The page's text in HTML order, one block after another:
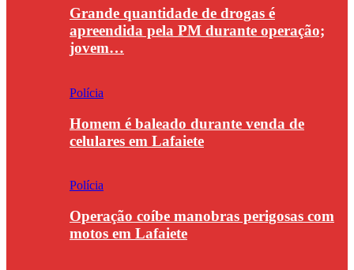
Grande quantidade de drogas é
apreendida pela PM durante operação;
jovem…
Polícia
Homem é baleado durante venda de
celulares em Lafaiete
Polícia
Operação coíbe manobras perigosas com
motos em Lafaiete